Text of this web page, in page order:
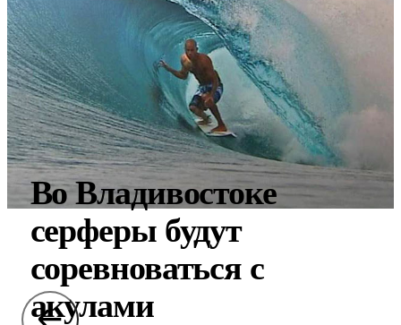
Во Владивостоке
серферы будут
соревноваться с
акулами